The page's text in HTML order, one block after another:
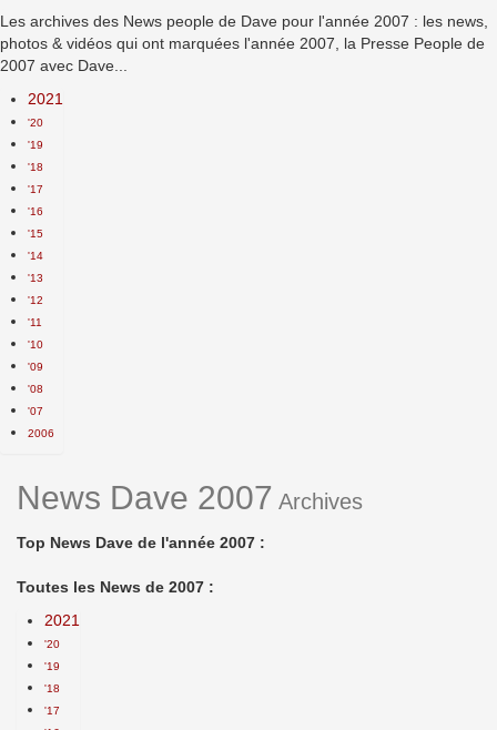
Les archives des News people de Dave pour l'année 2007 : les news,
photos & vidéos qui ont marquées l'année 2007, la Presse People de
2007 avec Dave...
2021
'20
'19
'18
'17
'16
'15
'14
'13
'12
'11
'10
'09
'08
'07
2006
News Dave 2007 Archives
Top News Dave de l'année 2007 :
Toutes les News de 2007 :
2021
'20
'19
'18
'17